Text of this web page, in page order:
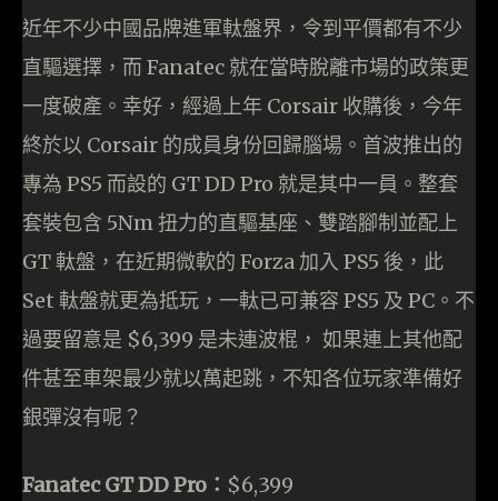
近年不少中國品牌進軍軚盤界，令到平價都有不少
直驅選擇，而 Fanatec 就在當時脫離市場的政策更
一度破產。幸好，經過上年 Corsair 收購後，今年
終於以 Corsair 的成員身份回歸腦場。首波推出的
專為 PS5 而設的 GT DD Pro 就是其中一員。整套
套裝包含 5Nm 扭力的直驅基座、雙踏腳制並配上
GT 軚盤，在近期微軟的 Forza 加入 PS5 後，此
Set 軚盤就更為抵玩，一軚已可兼容 PS5 及 PC。不
過要留意是 $6,399 是未連波棍， 如果連上其他配
件甚至車架最少就以萬起跳，不知各位玩家準備好
銀彈沒有呢？
Fanatec GT DD Pro： $6,399